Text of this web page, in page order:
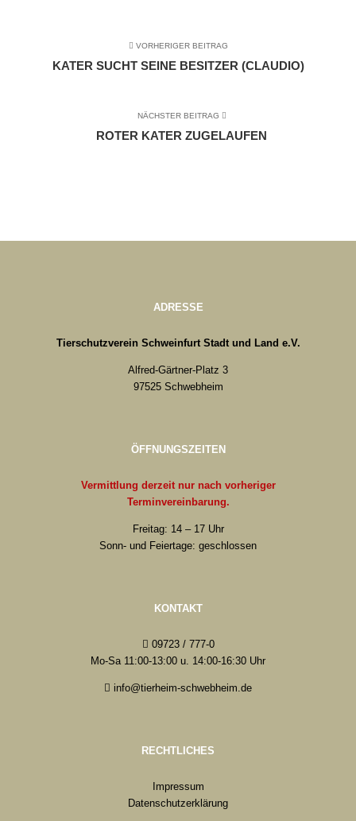
VORHERIGER BEITRAG
KATER SUCHT SEINE BESITZER (CLAUDIO)
NÄCHSTER BEITRAG
ROTER KATER ZUGELAUFEN
ADRESSE
Tierschutzverein Schweinfurt Stadt und Land e.V.
Alfred-Gärtner-Platz 3
97525 Schwebheim
ÖFFNUNGSZEITEN
Vermittlung derzeit nur nach vorheriger
Terminvereinbarung.
Freitag: 14 – 17 Uhr
Sonn- und Feiertage: geschlossen
KONTAKT
09723 / 777-0
Mo-Sa 11:00-13:00 u. 14:00-16:30 Uhr
info@tierheim-schwebheim.de
RECHTLICHES
Impressum
Datenschutzerklärung